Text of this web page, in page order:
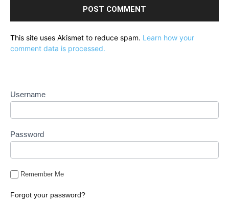
This site uses Akismet to reduce spam. Learn how your
comment data is processed.
Username
Password
Remember Me
Forgot your password?